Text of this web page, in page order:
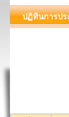
ปฏิทินการป